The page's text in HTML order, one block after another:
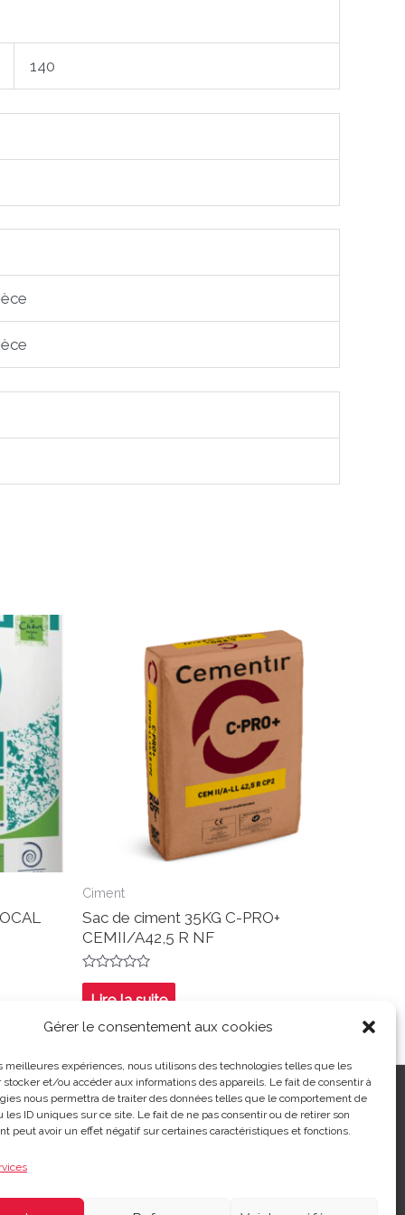
Gérer le consentement aux cookies
meilleures expériences, nous utilisons des technologies telles que les
stocker et/ou accéder aux informations des appareils. Le fait de consentir à
nous permettra de traiter des données telles que le comportement de
les ID uniques sur ce site. Le fait de ne pas consentir ou de retirer son
peut avoir un effet négatif sur certaines caractéristiques et fonctions.
140
Ciment
Sac de ciment 35KG C-PRO+
CEMII/A42,5 R NF
Note
5
Lire la suite
|Contact| 03 21 48 40 08